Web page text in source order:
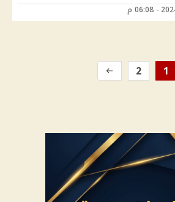
1
2